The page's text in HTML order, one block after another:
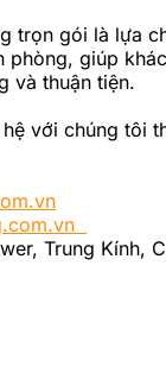
trọn gói là lựa
phòng, giúp
và thuận tiện.
với chúng tôi
Trung Kính,